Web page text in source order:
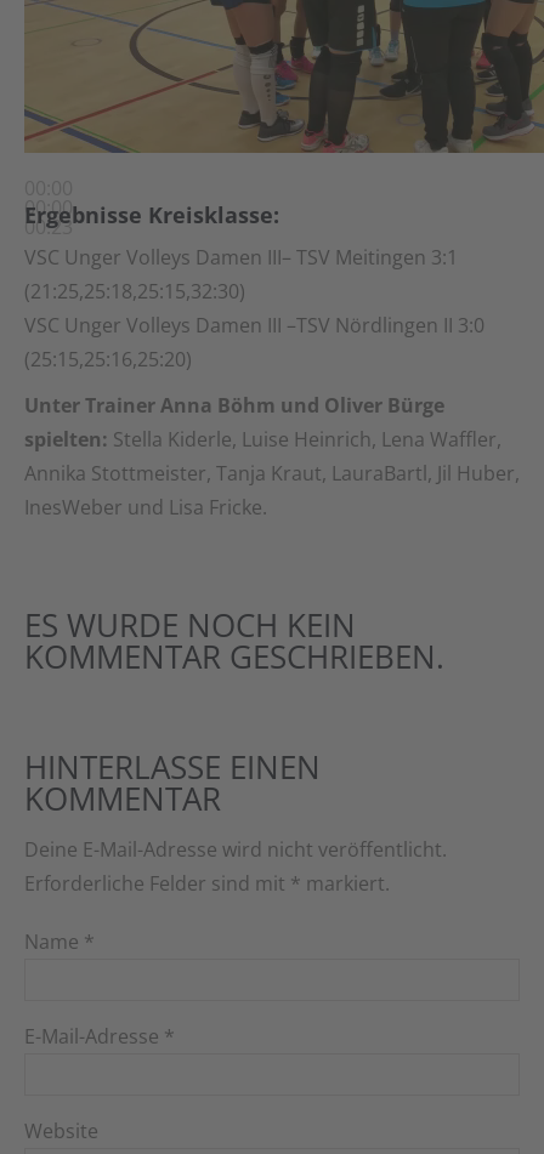
00:00
00:23
Ergebnisse Kreisklasse:
VSC Unger Volleys Damen III– TSV Meitingen 3:1
(21:25,25:18,25:15,32:30)
VSC Unger Volleys Damen III –TSV Nördlingen II 3:0
(25:15,25:16,25:20)
Unter Trainer Anna Böhm und Oliver Bürge
spielten: Stella Kiderle, Luise Heinrich, Lena Waffler,
Annika Stottmeister, Tanja Kraut, LauraBartl, Jil Huber,
InesWeber und Lisa Fricke.
ES WURDE NOCH KEIN
KOMMENTAR GESCHRIEBEN.
HINTERLASSE EINEN
KOMMENTAR
Deine E-Mail-Adresse wird nicht veröffentlicht.
Erforderliche Felder sind mit * markiert.
Name *
E-Mail-Adresse *
Website